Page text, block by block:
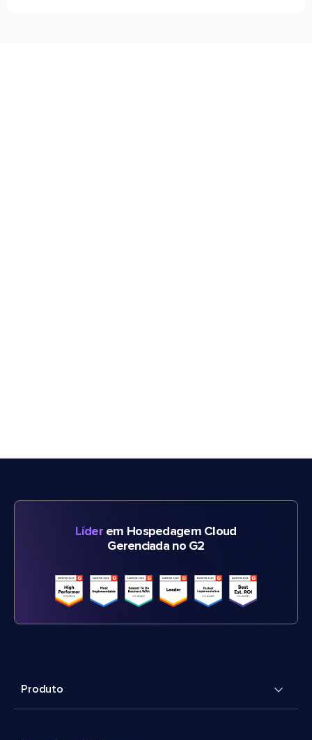
Líderem Hospedagem Cloud
Gerenciada no G2
Produto